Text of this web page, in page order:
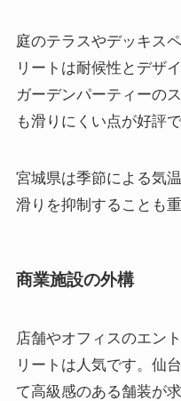
庭のテラスやデッキス
リートは耐候性とデザ
ガーデンパーティーの
も滑りにくい点が好評で
宮城県は季節による気
滑りを抑制することも
商業施設の外構
店舗やオフィスのエン
リートは人気です。仙
て高級感のある舗装が